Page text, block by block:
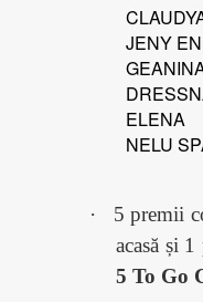
JENY
ELENA
NELU
·
5 premii
acasă și
5 To Go